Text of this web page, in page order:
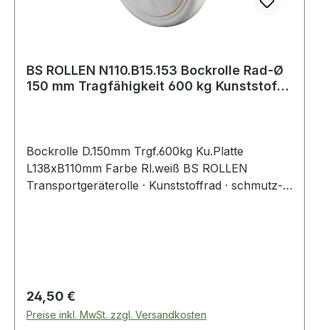
BS ROLLEN N110.B15.153 Bockrolle Rad-Ø
150 mm Tragfähigkeit 600 kg Kunststoff
Bockrolle D.150mm Trgf.600kg Ku.Platte
L138xB110mm Farbe Rl.weiß BS ROLLEN
Transportgeräterolle · Kunststoffrad · schmutz-
Kugelkranz im Gabelkopf · mit
PlattenbefestigungWeitere technische
Eigenschaften:· Schraubloch-Ø: 11mm·
Regulärer Preis:
24,50 €
Preise inkl. MwSt. zzgl. Versandkosten